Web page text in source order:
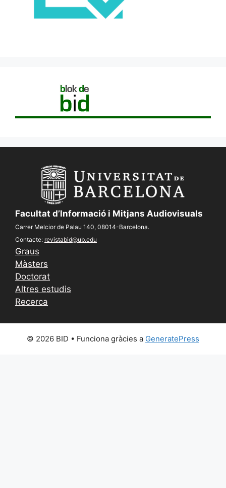
Facultat d’Informació i Mitjans Audiovisuals
Carrer Melcior de Palau 140, 08014-Barcelona.
Contacte: revistabid@ub.edu
Graus
Màsters
Doctorat
Altres estudis
Recerca
© 2026 BID • Funciona gràcies a GeneratePress